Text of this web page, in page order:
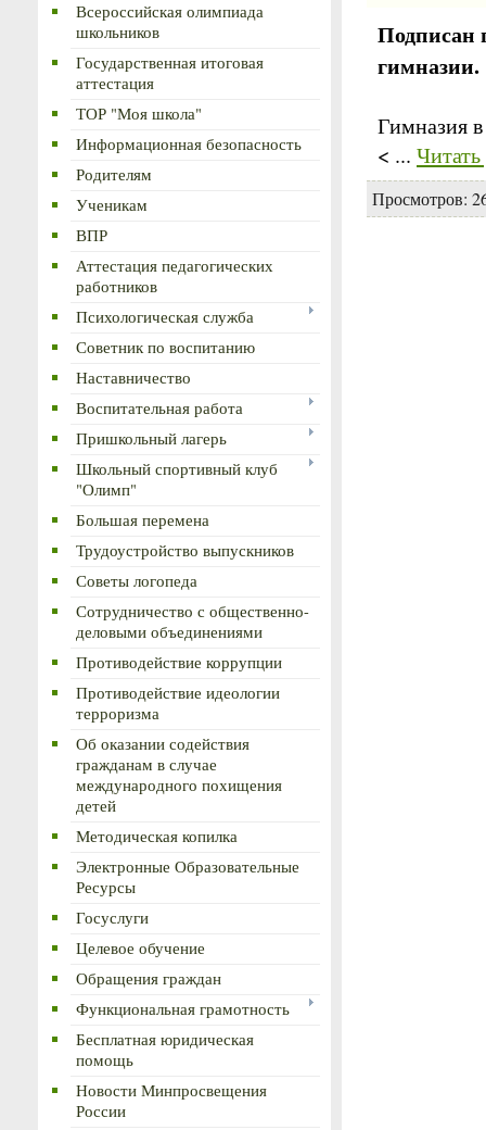
Всероссийская олимпиада
школьников
Государственная итоговая
аттестация
ТОР "Моя школа"
Информационная безопасность
Родителям
Ученикам
ВПР
Аттестация педагогических
работников
Психологическая служба
Советник по воспитанию
Наставничество
Воспитательная работа
Пришкольный лагерь
Школьный спортивный клуб
"Олимп"
Большая перемена
Трудоустройство выпускников
Советы логопеда
Сотрудничество с общественно-
деловыми объединениями
Противодействие коррупции
Противодействие идеологии
терроризма
Об оказании содействия
гражданам в случае
международного похищения
детей
Методическая копилка
Электронные Образовательные
Ресурсы
Госуслуги
Целевое обучение
Обращения граждан
Функциональная грамотность
Бесплатная юридическая
помощь
Новости Минпросвещения
России
Подписан
гимназии.
Гимназия
< ...
Просмотров: